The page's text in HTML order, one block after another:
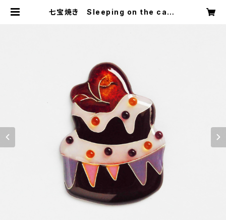
七宝焼き Sleeping on the cake